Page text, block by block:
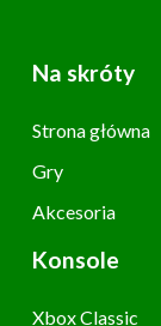
Na skróty
Strona główna
Gry
Akcesoria
Konsole
Xbox Classic